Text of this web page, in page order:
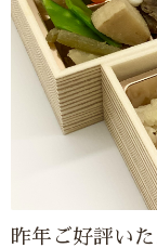
昨年ご好評い